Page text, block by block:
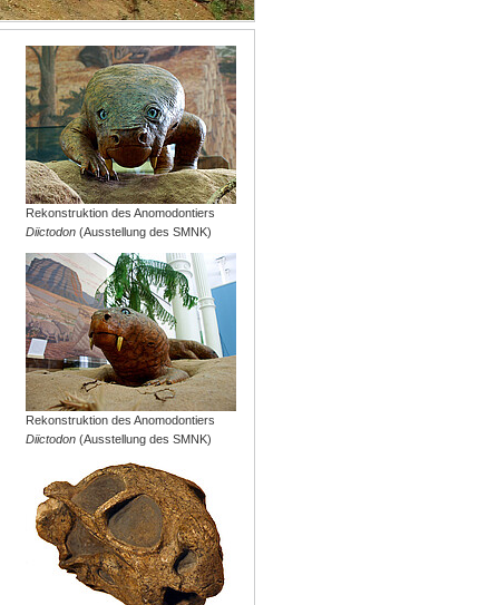
Rekonstruktion des Anomodontiers
Diictodon (Ausstellung des SMNK)
Rekonstruktion des Anomodontiers
Diictodon (Ausstellung des SMNK)